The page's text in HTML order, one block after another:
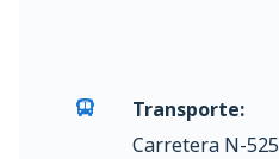
Transporte:
Carretera N-525